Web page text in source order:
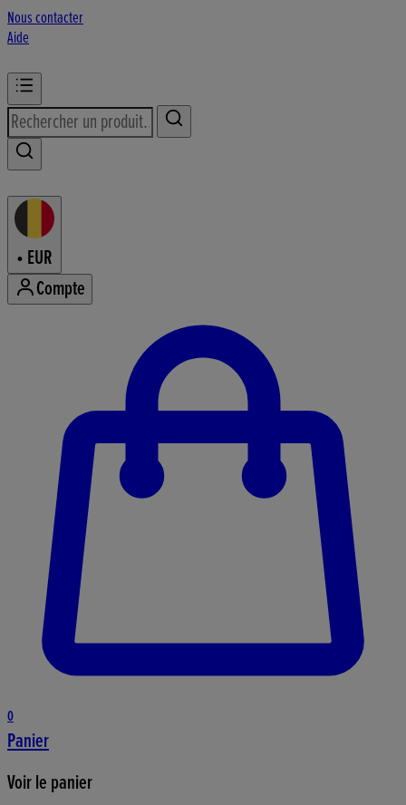
Nous contacter
Aide
• EUR
Compte
0
Panier
Voir le panier